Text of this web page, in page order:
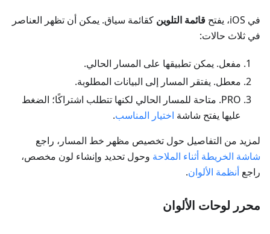
في iOS، يفتح قائمة التلوين كقائمة سياق. يمكن أن تظهر العناصر
في ثلاث حالات:
مفعل. يمكن تطبيقها على المسار الحالي.
معطل. يفتقر المسار إلى البيانات المطلوبة.
PRO. متاحة للمسار الحالي لكنها تتطلب اشتراكًا؛ الضغط
عليها يفتح شاشة اختيار المناسب.
لمزيد من التفاصيل حول تخصيص مظهر خط المسار، راجع
شاشة الخريطة أثناء الملاحة وحول تحديد وإنشاء لون مخصص،
راجع أنظمة الألوان.
محرر لوحات الألوان